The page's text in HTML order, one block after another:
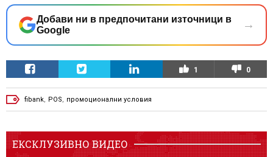
Добави ни в предпочитани източници в
Google
→
1 0
fibank POS промоционални условия
ЕКСКЛУЗИВНО ВИДЕО